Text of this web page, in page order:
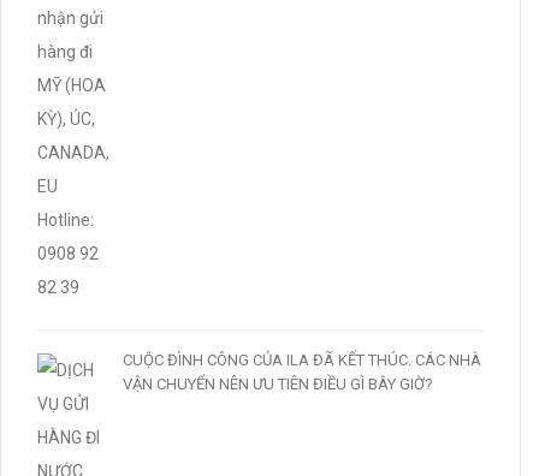
CUỘC ĐÌNH CÔNG CỦA ILA ĐÃ KẾT THÚC. CÁC NHÀ
VẬN CHUYỂN NÊN ƯU TIÊN ĐIỀU GÌ BÂY GIỜ?